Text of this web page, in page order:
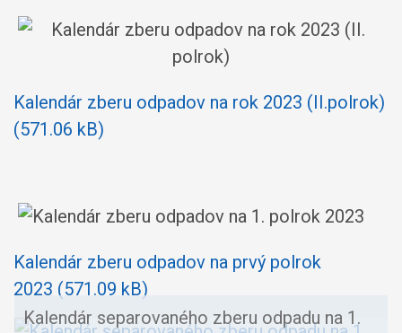
Kalendár zberu odpadov na rok 2023 (II.polrok)
(571.06 kB)
Kalendár zberu odpadov na prvý polrok
2023 (571.09 kB)
Kalendár separovaného zberu odpadu na 1.